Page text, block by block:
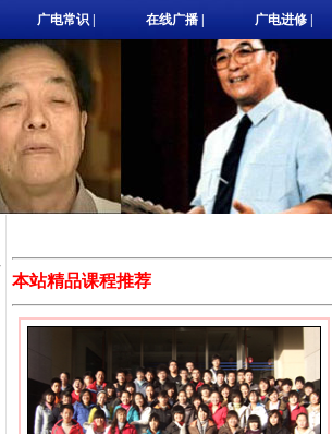
广电常识 在线广播 广电进修
本站精品课程推荐